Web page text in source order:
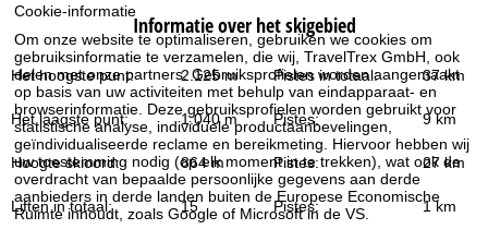
Cookie-informatie
Om onze website te optimaliseren, gebruiken we cookies om
gebruiksinformatie te verzamelen, die wij, TravelTrex GmbH, ook
delen met onze partners. Gebruiksprofielen worden aangemaakt
op basis van uw activiteiten met behulp van eindapparaat- en
browserinformatie. Deze gebruiksprofielen worden gebruikt voor
statistische analyse, individuele productaanbevelingen,
geïndividualiseerde reclame en bereikmeting. Hiervoor hebben wij
uw toestemming nodig (op elk moment in te trekken), wat ook de
overdracht van bepaalde persoonlijke gegevens aan derde
aanbieders in derde landen buiten de Europese Economische
Ruimte inhoudt, zoals Google of Microsoft in de VS.
r
t
p
a
g
Informatie over het skigebied
Het hoogste punt: 2.125 m Pistes in totaal: 37 km
Het laagste punt: 1.040 m Pistes: 9 km
Hoogte skioord: 864 m Pistes: 27 km
Liften in totaal: 15 Pistes: 1 km